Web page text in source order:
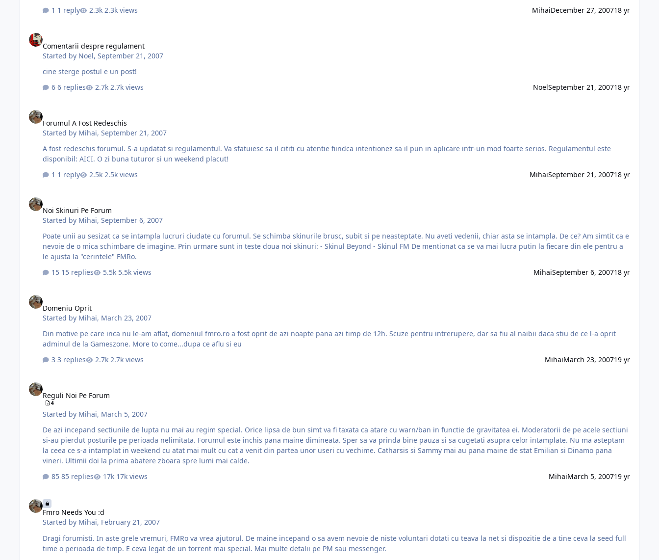
1 reply
2.3k views MihaiDecember 27, 200718 yr
Comentarii despre regulament
Started by Noel,September 21, 2007
cine sterge postul e un post!
6 replies
2.7k views NoelSeptember 21, 200718 yr
Forumul A Fost Redeschis
Started by Mihai,September 21, 2007
A fost redeschis forumul. S-a updatat si regulamentul. Va sfatuiesc sa il cititi cu atentie fiindca intentionez sa il pun in aplicare intr-un mod foarte serios. Regulamentul este
disponibil: AICI. O zi buna tuturor si un weekend placut!
1 reply
2.5k views MihaiSeptember 21, 200718 yr
Noi Skinuri Pe Forum
Started by Mihai,September 6, 2007
Poate unii au sesizat ca se intampla lucruri ciudate cu forumul. Se schimba skinurile brusc, subit si pe neasteptate. Nu aveti vedenii, chiar asta se intampla. De ce? Am simtit ca e
nevoie de o mica schimbare de imagine. Prin urmare sunt in teste doua noi skinuri: - Skinul Beyond - Skinul FM De mentionat ca se va mai lucra putin la fiecare din ele pentru a
le ajusta la "cerintele" FMRo.
15 replies
5.5k views MihaiSeptember 6, 200718 yr
Domeniu Oprit
Started by Mihai, March 23, 2007
Din motive pe care inca nu le-am aflat, domeniul fmro.ro a fost oprit de azi noapte pana azi timp de 12h. Scuze pentru intrerupere, dar sa fiu al naibii daca stiu de ce l-a oprit
adminul de la Gameszone. More to come...dupa ce aflu si eu
3 replies
2.7k views MihaiMarch 23, 200719 yr
Reguli Noi Pe Forum
4
Started by Mihai, March 5, 2007
De azi incepand sectiunile de lupta nu mai au regim special. Orice lipsa de bun simt va fi taxata ca atare cu warn/ban in functie de gravitatea ei. Moderatorii de pe acele sectiuni
si-au pierdut posturile pe perioada nelimitata. Forumul este inchis pana maine dimineata. Sper sa va prinda bine pauza si sa cugetati asupra celor intamplate. Nu ma asteptam
la ceea ce s-a intamplat in weekend cu atat mai mult cu cat a venit din partea unor useri cu vechime. Catharsis si Sammy mai au pana maine de stat Emilian si Dinamo pana
vineri. Ultimii doi la prima abatere zboara spre lumi mai calde.
85 replies
17k views MihaiMarch 5, 200719 yr
Fmro Needs You :d
Started by Mihai, February 21, 2007
Dragi forumisti. In aste grele vremuri, FMRo va vrea ajutorul. De maine incepand o sa avem nevoie de niste voluntari dotati cu teava la net si dispozitie de a tine ceva la seed full
time o perioada de timp. E ceva legat de un torrent mai special. Mai multe detalii pe PM sau messenger.